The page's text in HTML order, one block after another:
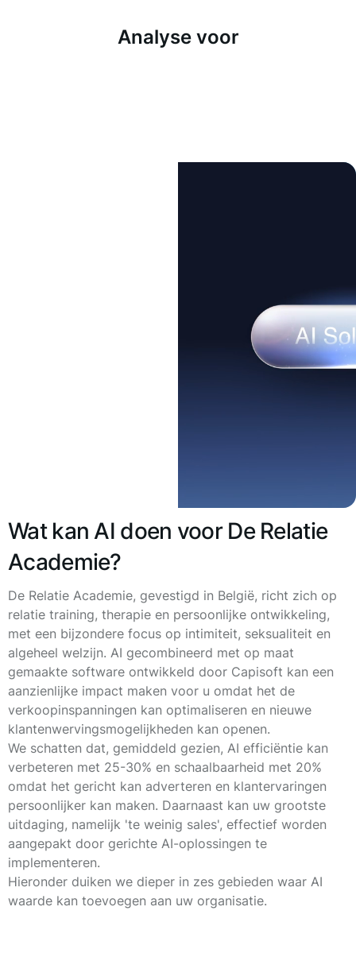
Analyse voor
Wat kan AI doen voor De Relatie
Academie?
De Relatie Academie, gevestigd in België, richt zich op
relatie training, therapie en persoonlijke ontwikkeling,
met een bijzondere focus op intimiteit, seksualiteit en
algeheel welzijn. AI gecombineerd met op maat
gemaakte software ontwikkeld door Capisoft kan een
aanzienlijke impact maken voor u omdat het de
verkoopinspanningen kan optimaliseren en nieuwe
klantenwervingsmogelijkheden kan openen.
We schatten dat, gemiddeld gezien, AI efficiëntie kan
verbeteren met 25-30% en schaalbaarheid met 20%
omdat het gericht kan adverteren en klantervaringen
persoonlijker kan maken. Daarnaast kan uw grootste
uitdaging, namelijk 'te weinig sales', effectief worden
aangepakt door gerichte AI-oplossingen te
implementeren.
Hieronder duiken we dieper in zes gebieden waar AI
waarde kan toevoegen aan uw organisatie.